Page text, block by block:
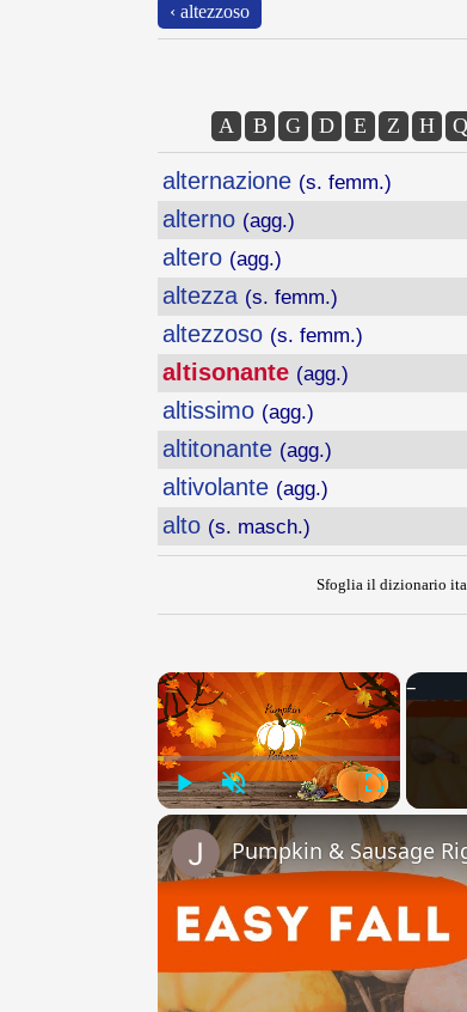
‹ altezzoso
A B G D E Z H Q
alternazione (s. femm.)
alterno (agg.)
altero (agg.)
altezza (s. femm.)
altezzoso (s. femm.)
altisonante (agg.)
altissimo (agg.)
altitonante (agg.)
altivolante (agg.)
alto (s. masch.)
Sfoglia il dizionario
×
Play Unmute Fullscreen
Pumpkin & Sausage